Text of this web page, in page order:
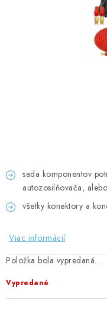
GADGETY, DARČEKY
KÁBLE A KONEKTORY
sada komponentov
autozosilňovača,
všetky konektory a
Viac informácií
Položka bola vypredaná…
Vypredané